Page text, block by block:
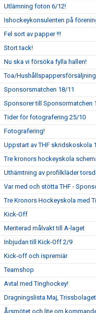
Utlämning foton 6/12!
Ishockeykonsulenten på
Fel sort av papper !!!
Stort tack!
Nu ska vi försöka fylla hallen!
Toa/Hushållspappersförsäljning
Sponsorsmatchen 18/11
Sponsorer till Sponsormatchen
Tider för fotografering 25/10
Fotografering!
Uppstart av THF skridskoskola
Tre kronors hockeyskola
Uthämtning av profilkläder
Var med och stötta THF -
Tre Kronors Hockeyskola med
Kick-Off
Meriterad målvakt till A-laget
Inbjudan till Kick-Off 2/9
Kick-off och ispremiär
Teamshop
Avtal med Tinghockey!
Dragningslista Maj, Trissbolaget
Årsmötet och lite om